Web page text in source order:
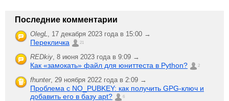
Последние комментарии
OlegL, 17 декабря 2023 года в 15:00 →
Перекличка 21
REDkiy, 8 июня 2023 года в 9:09 →
Как «замокать» файл для юниттеста в Python? 2
fhunter, 29 ноября 2022 года в 2:09 →
Проблема с NO_PUBKEY: как получить GPG-ключ и
добавить его в базу apt?
6